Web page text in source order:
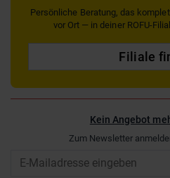
Persönliche Beratung, das
vor Ort — in deiner ROFU-
Filiale
Kein Angebot
Zum Newsletter